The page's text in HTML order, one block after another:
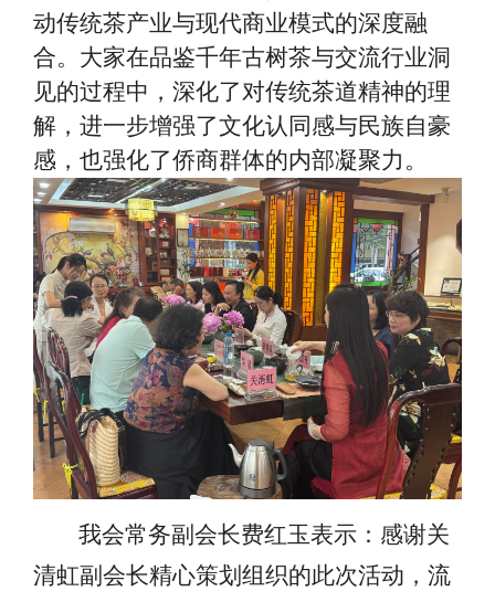
动传统茶产业与现代商业模式的深度融
合。大家在品鉴千年古树茶与交流行业洞
见的过程中，深化了对传统茶道精神的理
解，进一步增强了文化认同感与民族自豪
感，也强化了侨商群体的内部凝聚力。
我会常务副会长费红玉表示：感谢关
清虹副会长精心策划组织的此次活动，流